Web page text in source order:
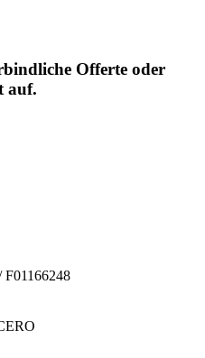
Offerte oder
auf.